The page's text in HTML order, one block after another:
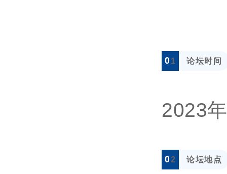
0 1 论坛时间
2023
02 论坛地点